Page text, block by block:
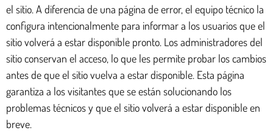
el sitio. A diferencia de una página de error, el equipo técnico la
configura intencionalmente para informar a los usuarios que el
sitio volverá a estar disponible pronto. Los administradores del
sitio conservan el acceso, lo que les permite probar los cambios
antes de que el sitio vuelva a estar disponible. Esta página
garantiza a los visitantes que se están solucionando los
problemas técnicos y que el sitio volverá a estar disponible en
breve.